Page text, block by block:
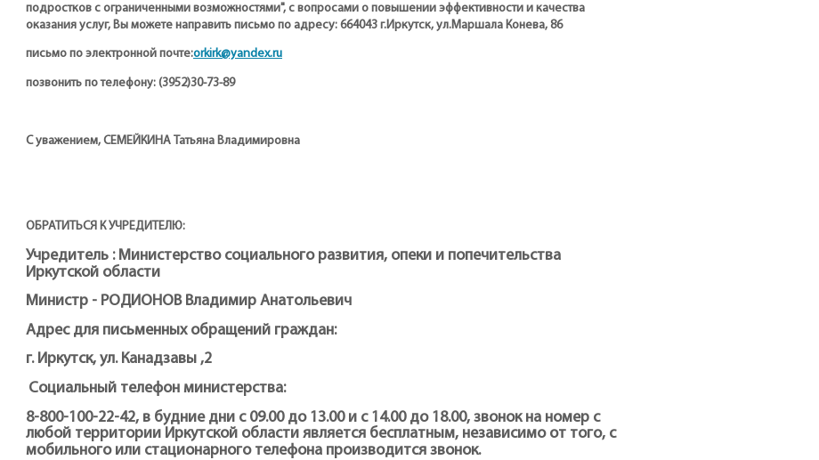
подростков с ограниченными возможностями", с вопросами о повышении эффективности и качества
оказания услуг, Вы можете направить письмо по адресу: 664043 г.Иркутск, ул.Маршала Конева, 86
письмо по электронной почте:orkirk@yandex.ru
позвонить по телефону: (3952)30-73-89
С уважением, СЕМЕЙКИНА Татьяна Владимировна
ОБРАТИТЬСЯ К УЧРЕДИТЕЛЮ:
Учредитель : Министерство социального развития, опеки и попечительства
Иркутской области
Министр - РОДИОНОВ Владимир Анатольевич
Адрес для письменных обращений граждан:
г. Иркутск, ул. Канадзавы ,2
Социальный телефон министерства:
8-800-100-22-42, в будние дни с 09.00 до 13.00 и с 14.00 до 18.00, звонок на номер с
любой территории Иркутской области является бесплатным, независимо от того, с
мобильного или стационарного телефона производится звонок.